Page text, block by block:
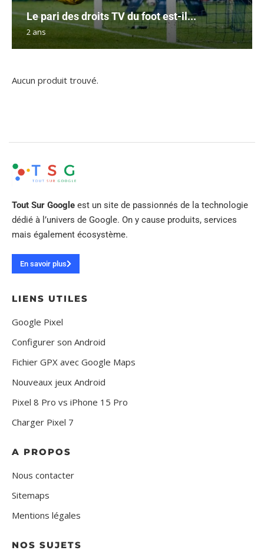
Le pari des droits TV du foot est-il...
2 ans
Aucun produit trouvé.
Tout Sur Google est un site de passionnés de la technologie
dédié à l’univers de Google. On y cause produits, services
mais également écosystème.
En savoir plus
LIENS UTILES
Google Pixel
Configurer son Android
Fichier GPX avec Google Maps
Nouveaux jeux Android
Pixel 8 Pro vs iPhone 15 Pro
Charger Pixel 7
A PROPOS
Nous contacter
Sitemaps
Mentions légales
NOS SUJETS